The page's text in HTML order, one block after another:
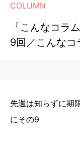
COLUMN
「こんなコラ
9回／こんな
先週は知らずに期
にその9